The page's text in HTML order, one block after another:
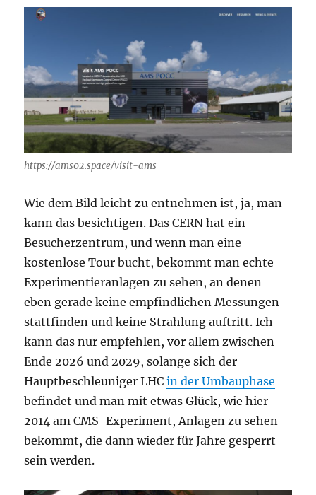
https://ams02.space/visit-ams
Wie dem Bild leicht zu entnehmen ist, ja, man
kann das besichtigen. Das CERN hat ein
Besucherzentrum, und wenn man eine
kostenlose Tour bucht, bekommt man echte
Experimentieranlagen zu sehen, an denen
eben gerade keine empfindlichen Messungen
stattfinden und keine Strahlung auftritt. Ich
kann das nur empfehlen, vor allem zwischen
Ende 2026 und 2029, solange sich der
Hauptbeschleuniger LHCin der Umbauphase
befindet und man mit etwas Glück, wie hier
2014 am CMS-Experiment, Anlagen zu sehen
bekommt, die dann wieder für Jahre gesperrt
sein werden.